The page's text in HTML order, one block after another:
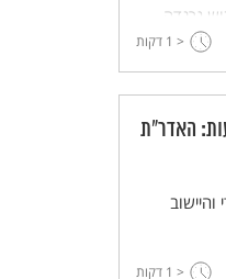
גרנדה
כי היהודים
לשוב
< 1 דקות
האדר"ת
< 1 דקות